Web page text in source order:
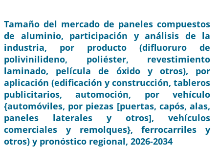
Tamaño del mercado de paneles compuestos
de aluminio, participación y análisis de la
industria, por producto (difluoruro de
polivinilideno, poliéster, revestimiento
laminado, película de óxido y otros), por
aplicación (edificación y construcción, tableros
publicitarios, automoción, por vehículo
{automóviles, por piezas [puertas, capós, alas,
paneles laterales y otros], vehículos
comerciales y remolques}, ferrocarriles y
otros) y pronóstico regional, 2026-2034